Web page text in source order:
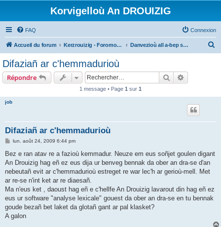
Korvigelloù An DROUIZIG
FAQ Connexion
Accueil du forum Kerzrouizig - Foromoù An Drouizig Danvezioù all a-bep seurt
Difaziañ ar c'hemmadurioù
Répondre Rechercher
1 message • Page 1 sur 1
job
Difaziañ ar c'hemmadurioù
M
s
a
g
lun. août 24, 2009 6:44 pm
Bez e ran atav re a fazioù kemmadur. Neuze em eus soñjet goulen digant
An Drouizig hag eñ ez eus dija ur benveg bennak da ober an dra-se d'an
nebeutañ evit ar c'hemmadurioù estreget re war lec'h ar gerioù-mell. Met
ar re-se n'int ket ar re diaesañ.
Ma n'eus ket , daoust hag eñ e c'hellfe An Drouizig lavarout din hag eñ ez
eus ur software "analyse lexicale" gouest da ober an dra-se en tu bennak
goude bezañ bet laket da glotañ gant ar pal klasket?
A galon